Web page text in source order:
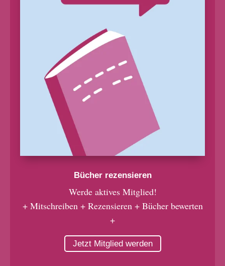
Bücher rezensieren
Werde aktives Mitglied!
+ Mitschreiben + Rezensieren + Bücher bewerten
+
Jetzt Mitglied werden